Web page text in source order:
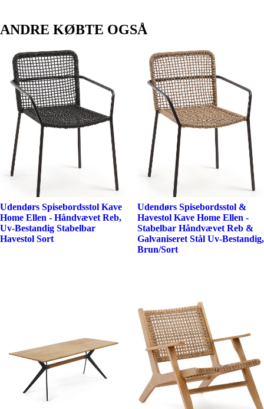
ANDRE KØBTE OGSÅ
Udendørs Spisebordsstol Kave
Home Ellen - Håndvævet Reb,
Uv-Bestandig Stabelbar
Havestol Sort
Udendørs Spisebordsstol &
Havestol Kave Home Ellen -
Stabelbar Håndvævet Reb &
Galvaniseret Stål Uv-Bestandig,
Brun/Sort